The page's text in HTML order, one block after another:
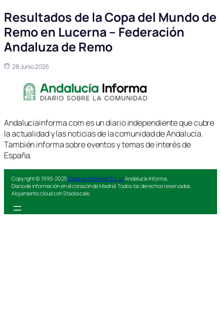
Resultados de la Copa del Mundo de
Remo en Lucerna – Federación
Andaluza de Remo
28 Junio 2026
Andaluciainforma.com es un diario independiente que cubre
la actualidad y las noticias de la comunidad de Andalucía.
También informa sobre eventos y temas de interés de
España.
Copyright © 1995-2025Colorvivo Internet S.L.U. Andalucía Informa.
Diario de información en el corazón de Madrid. Todos los derechos reservados.
Alojamiento cloud con Stackscale.